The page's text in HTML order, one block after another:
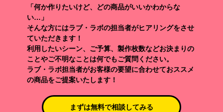
「何か作りたいけど、どの商品がいいかわからな
い…」
そんな方にはラブ・ラボの担当者がヒアリングをさせ
ていただきます！
利用したいシーン、ご予算、製作枚数などお決まりの
ことやご不明なことは何でもご質問ください。
ラブ・ラボ担当者がお客様の要望に合わせておススメ
の商品をご提案いたします！
まずは無料で相談してみる